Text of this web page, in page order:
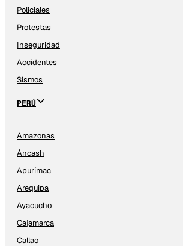
Policiales
Protestas
Inseguridad
Accidentes
Sismos
PERÚ
Amazonas
Áncash
Apurímac
Arequipa
Ayacucho
Cajamarca
Callao